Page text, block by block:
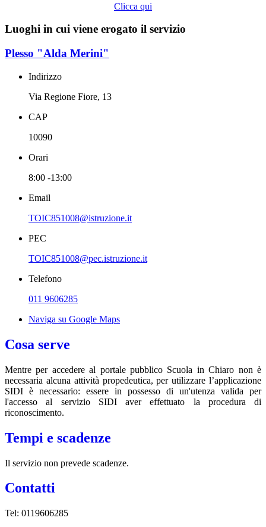
Clicca qui
Luoghi in cui viene erogato il servizio
Plesso "Alda Merini"
Indirizzo
Via Regione Fiore, 13
CAP
10090
Orari
8:00 -13:00
Email
TOIC851008@istruzione.it
PEC
TOIC851008@pec.istruzione.it
Telefono
011 9606285
Naviga su Google Maps
Cosa serve
Mentre per accedere al portale pubblico Scuola in Chiaro non è
necessaria alcuna attività propedeutica, per utilizzare l’applicazione
SIDI è necessario: essere in possesso di un'utenza valida per
l'accesso al servizio SIDI aver effettuato la procedura di
riconoscimento.
Tempi e scadenze
Il servizio non prevede scadenze.
Contatti
Tel: 0119606285